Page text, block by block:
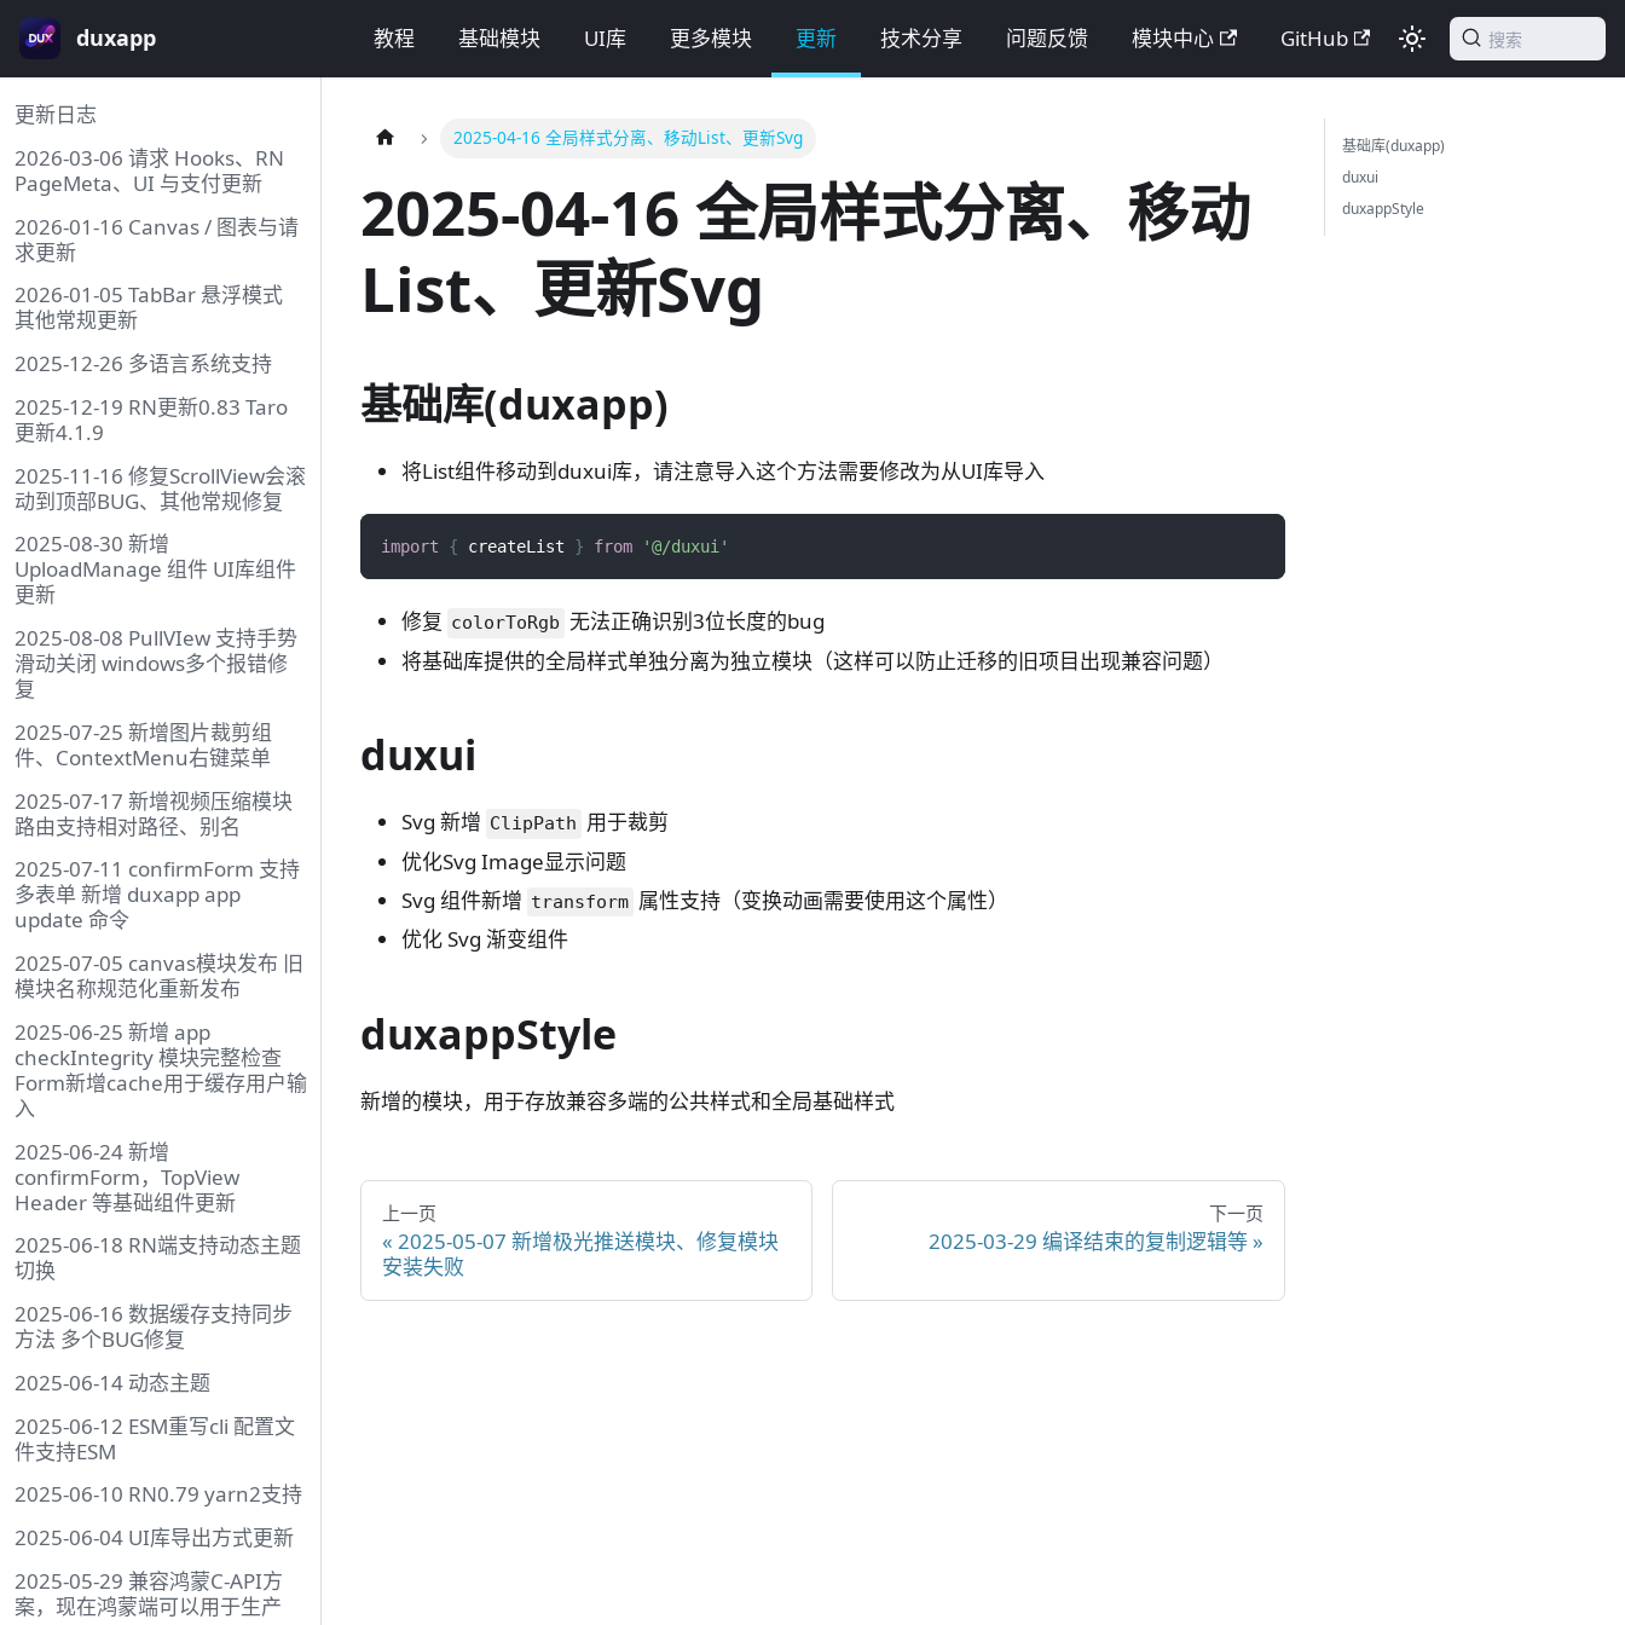
duxapp 教程 基础模块 UI库 更多模块 更新 技术分享 问题反馈 模块中心 GitHub 搜索
更新日志
2026-03-06 请求 Hooks、RN
PageMeta、UI 与支付更新
2026-01-16 Canvas / 图表与请
求更新
2026-01-05 TabBar 悬浮模式
其他常规更新
2025-12-26 多语言系统支持
2025-12-19 RN更新0.83 Taro
更新4.1.9
2025-11-16 修复ScrollView会滚
动到顶部BUG、其他常规修复
2025-08-30 新增
UploadManage 组件 UI库组件
更新
2025-08-08 PullVIew 支持手势
滑动关闭 windows多个报错修
复
2025-07-25 新增图片裁剪组
件、ContextMenu右键菜单
2025-07-17 新增视频压缩模块
路由支持相对路径、别名
2025-07-11 confirmForm 支持
多表单 新增 duxapp app
update 命令
2025-07-05 canvas模块发布 旧
模块名称规范化重新发布
2025-06-25 新增 app
checkIntegrity 模块完整检查
Form新增cache用于缓存用户输
入
2025-06-24 新增
confirmForm，TopView
Header 等基础组件更新
2025-06-18 RN端支持动态主题
切换
2025-06-16 数据缓存支持同步
方法 多个BUG修复
2025-06-14 动态主题
2025-06-12 ESM重写cli 配置文
件支持ESM
2025-06-10 RN0.79 yarn2支持
2025-06-04 UI库导出方式更新
2025-05-29 兼容鸿蒙C-API方
案，现在鸿蒙端可以用于生产
2025-04-16 全局样式分离、移动List、更新Svg
2025-04-16 全局样式分离、移动
List、更新Svg
基础库(duxapp)
将List组件移动到duxui库，请注意导入这个方法需要修改为从UI库导入
import { createList } from '@/duxui'
修复 colorToRgb 无法正确识别3位长度的bug
将基础库提供的全局样式单独分离为独立模块（这样可以防止迁移的旧项目出现兼容问题）
duxui
Svg 新增 ClipPath 用于裁剪
优化Svg Image显示问题
Svg 组件新增 transform 属性支持（变换动画需要使用这个属性）
优化 Svg 渐变组件
duxappStyle
新增的模块，用于存放兼容多端的公共样式和全局基础样式
上一页
2025-05-07 新增极光推送模块、修复模块
安装失败
下一页
2025-03-29 编译结束的复制逻辑等
基础库(duxapp)
duxui
duxappStyle